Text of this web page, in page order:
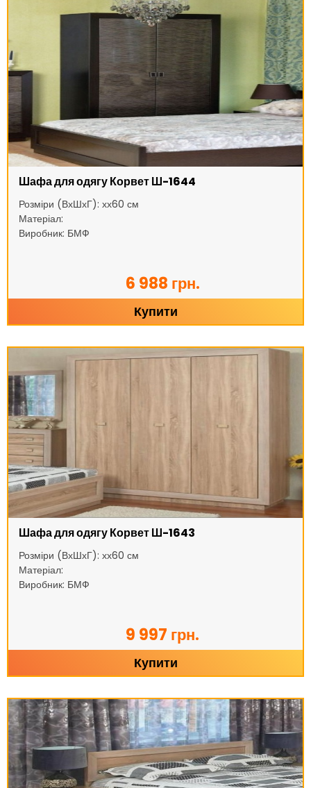
Шафа для одягу Корвет Ш-1644
Розміри (ВхШхГ): хх60 см
Матеріал:
Виробник: БМФ
6 988 грн.
Купити
Шафа для одягу Корвет Ш-1643
Розміри (ВхШхГ): хх60 см
Матеріал:
Виробник: БМФ
9 997 грн.
Купити